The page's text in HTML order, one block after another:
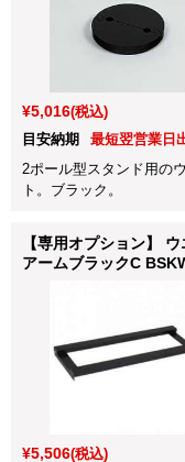
¥5,016(税込)
目安納期
最短翌営業日
2ポール型スタンド用の
ト。ブラック。
【専用オプション】 ウ
アームブラックC
¥5,506(税込)